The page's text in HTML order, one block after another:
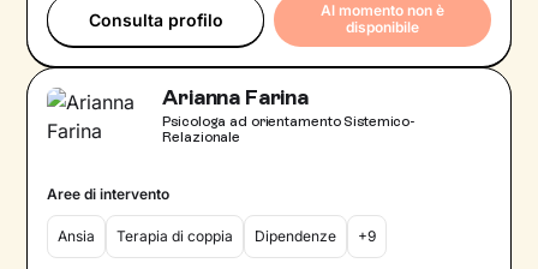
Consulta profilo
Al momento non è
disponibile
Arianna Farina
Psicologa ad orientamento Sistemico-
Relazionale
Aree di intervento
Ansia Terapia di coppia Dipendenze +9